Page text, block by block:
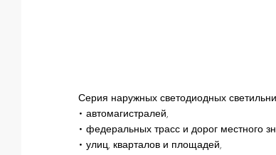
Серия наружных светодиодных
• автомагистралей,
• федеральных трасс и дорог местного
• улиц, кварталов и площадей,